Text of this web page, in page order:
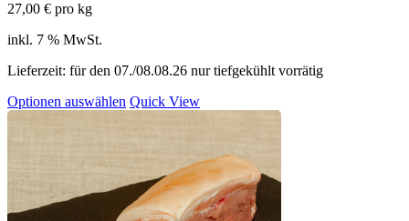
27,00 € pro kg
inkl. 7 % MwSt.
Lieferzeit: für den 07./08.08.26 nur tiefgekühlt vorrätig
Optionen auswählen Quick View